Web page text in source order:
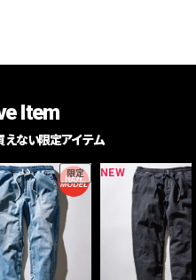
Item
えない限定アイテム
限定 NEW